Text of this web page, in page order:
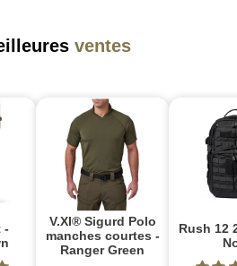
ventes
-
V.XI® Sigurd Polo
manches courtes -
Ranger Green
Rush 12